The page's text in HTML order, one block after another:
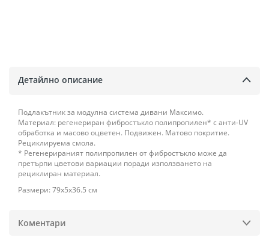
Детайлно описание
Подлакътник за модулна система дивани Максимо.
Материал: регенериран фибростъкло полипропилен* с анти-UV
обработка и масово оцветен. Подвижен. Матово покритие.
Рециклируема смола.
* Регенерираният полипропилен от фибростъкло може да
претърпи цветови вариации поради използването на
рециклиран материал.
Размери: 79х5х36.5 см
Коментари